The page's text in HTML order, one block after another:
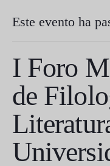
Este evento ha
I Foro
de